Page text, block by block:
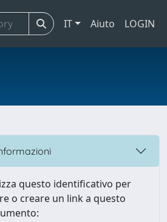
IT Aiuto LOGIN
questo identificativo per
o creare un link a questo